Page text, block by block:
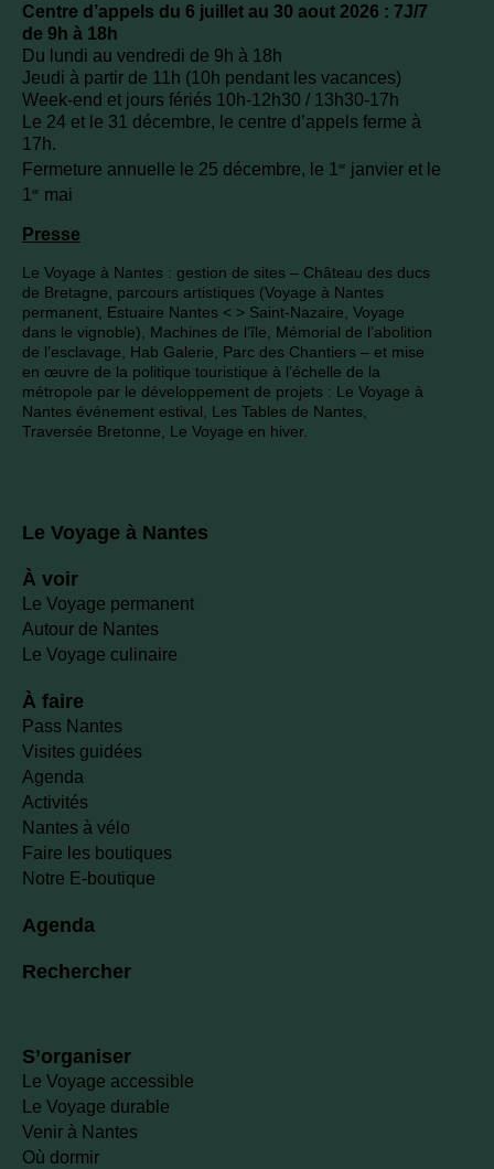
Centre d’appels du 6 juillet au 30 aout 2026 : 7J/7
de 9h à 18h
Du lundi au vendredi de 9h à 18h
Jeudi à partir de 11h (10h pendant les vacances)
Week-end et jours fériés 10h-12h30 / 13h30-17h
Le 24 et le 31 décembre, le centre d’appels ferme à
17h.
Fermeture annuelle le 25 décembre, le 1 er
janvier et le
1er mai
Presse
Le Voyage à Nantes : gestion de sites – Château des ducs
de Bretagne, parcours artistiques (Voyage à Nantes
permanent, Estuaire Nantes < > Saint-Nazaire, Voyage
dans le vignoble), Machines de l’île, Mémorial de l’abolition
de l’esclavage, Hab Galerie, Parc des Chantiers – et mise
en œuvre de la politique touristique à l’échelle de la
métropole par le développement de projets : Le Voyage à
Nantes événement estival, Les Tables de Nantes,
Traversée Bretonne, Le Voyage en hiver.
Le Voyage à Nantes
À voir
Le Voyage permanent
Autour de Nantes
Le Voyage culinaire
À faire
Pass Nantes
Visites guidées
Agenda
Activités
Nantes à vélo
Faire les boutiques
Notre E-boutique
Agenda
Rechercher
S’organiser
Le Voyage accessible
Le Voyage durable
Venir à Nantes
Où dormir